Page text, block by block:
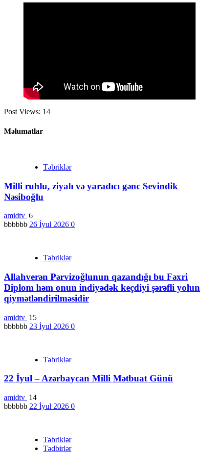
Post Views: 14
Məlumatlar
Təbriklər
Milli ruhlu, ziyalı və yaradıcı gənc Sevindik
Nəsiboğlu
amidtv 6
bbbbbb 26 İyul 2026 0
Təbriklər
Allahverən Pərvizoğlunun qazandığı bu Fəxri
Diplom həm onun indiyədək keçdiyi şərəfli yolun
qiymətləndirilməsidir
amidtv 15
bbbbbb 23 İyul 2026 0
Təbriklər
22 İyul – Azərbaycan Milli Mətbuat Günü
amidtv 14
bbbbbb 22 İyul 2026 0
Təbriklər
Tədbirlər